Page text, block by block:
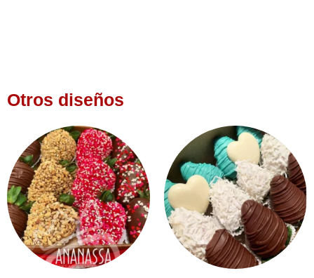
Otros diseños